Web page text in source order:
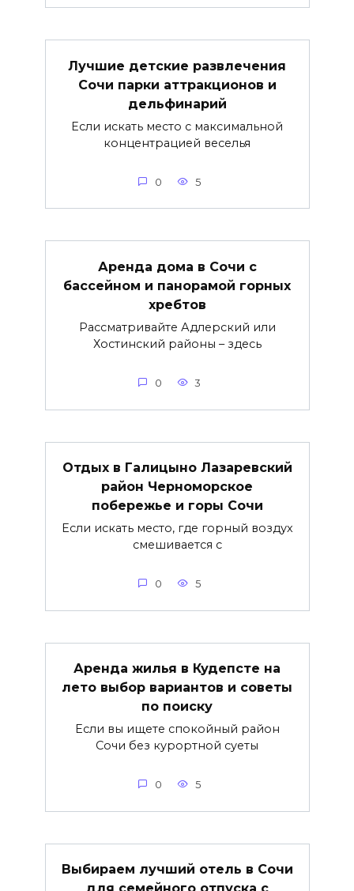
Лучшие детские развлечения
Сочи парки аттракционов и
дельфинарий
Если искать место с максимальной
концентрацией веселья
0 5
Аренда дома в Сочи с
бассейном и панорамой горных
хребтов
Рассматривайте Адлерский или
Хостинский районы – здесь
0 3
Отдых в Галицыно Лазаревский
район Черноморское
побережье и горы Сочи
Если искать место, где горный воздух
смешивается с
0 5
Аренда жилья в Кудепсте на
лето выбор вариантов и советы
по поиску
Если вы ищете спокойный район
Сочи без курортной суеты
0 5
Выбираем лучший отель в Сочи
для семейного отпуска с